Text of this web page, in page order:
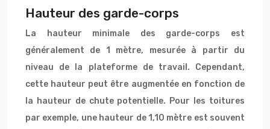
Hauteur des garde-corps
La hauteur minimale des garde-corps est
généralement de 1 mètre, mesurée à partir du
niveau de la plateforme de travail. Cependant,
cette hauteur peut être augmentée en fonction de
la hauteur de chute potentielle. Pour les toitures
par exemple, une hauteur de 1,10 mètre est souvent